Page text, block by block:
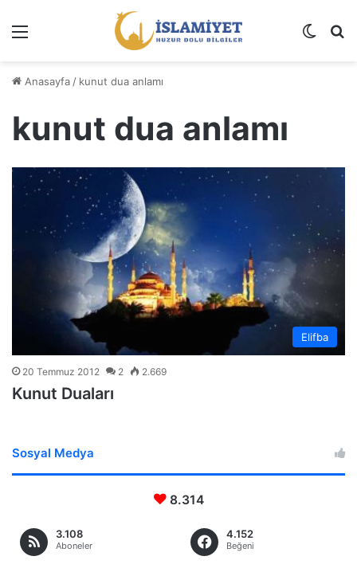
Dış
Anasayfa / kunut dua anlamı
kunut dua anlamı
Elifba
20 Temmuz 2012 2 2.669
Kunut Duaları
Sosyal Medya
8.314
3.108
Aboneler
4.152
Beğeni